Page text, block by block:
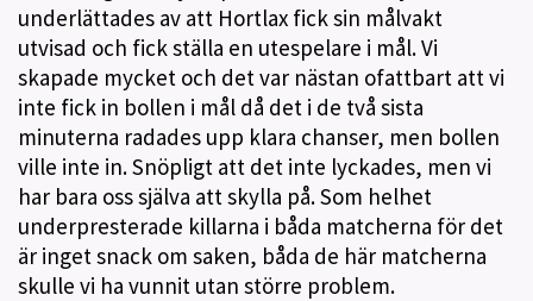
underlättades av att Hortlax fick sin målvakt
utvisad och fick ställa en utespelare i mål. Vi
skapade mycket och det var nästan ofattbart att vi
inte fick in bollen i mål då det i de två sista
minuterna radades upp klara chanser, men bollen
ville inte in. Snöpligt att det inte lyckades, men vi
har bara oss själva att skylla på. Som helhet
underpresterade killarna i båda matcherna för det
är inget snack om saken, båda de här matcherna
skulle vi ha vunnit utan större problem.